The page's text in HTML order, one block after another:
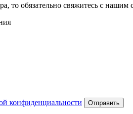
то обязательно свяжитесь с нашим
конфиденциальности Отправить